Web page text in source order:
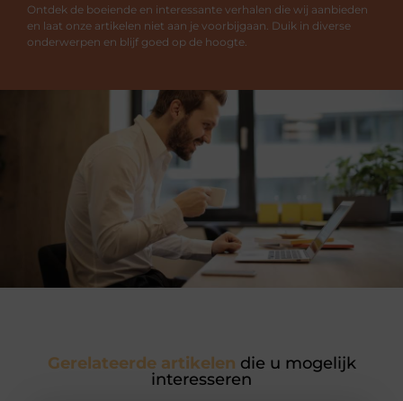
Ontdek de boeiende en interessante verhalen die wij aanbieden
en laat onze artikelen niet aan je voorbijgaan. Duik in diverse
onderwerpen en blijf goed op de hoogte.
Gerelateerde artikelen die u mogelijk
interesseren